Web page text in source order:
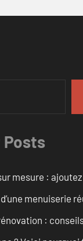
Posts
mesure :
menuiserie
: